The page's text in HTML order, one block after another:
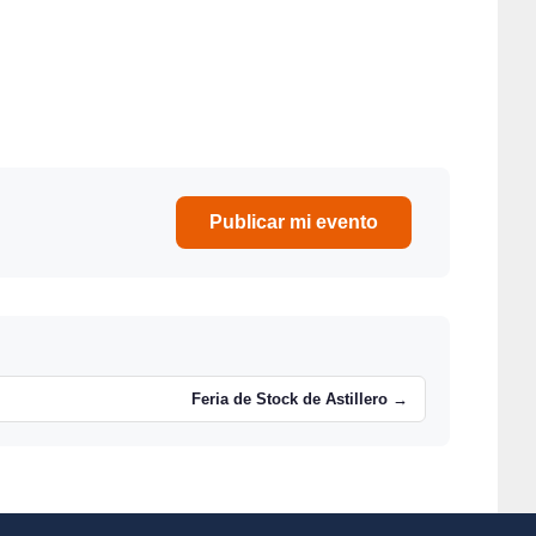
Publicar mi evento
Feria de Stock de Astillero →